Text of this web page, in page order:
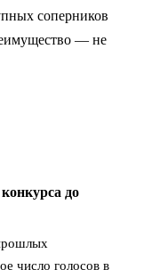
соперников
— не
до
число голосов в